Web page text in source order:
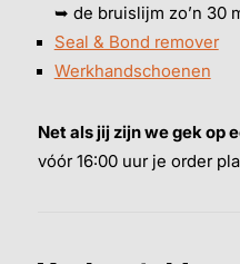
➥ de bruislijm zo’n 30
Seal & Bond remover
Werkhandschoenen
Net als jij zijn we gek op
vóór 16:00 uur je order